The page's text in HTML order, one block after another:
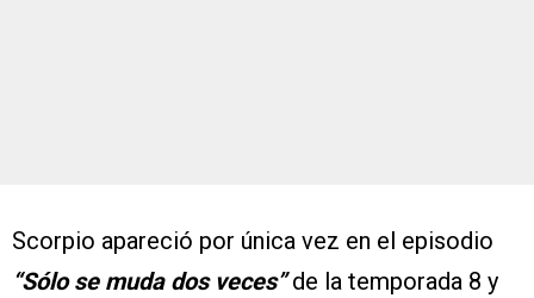
Scorpio apareció por única vez en el episodio
“Sólo se muda dos veces”de la temporada 8 y